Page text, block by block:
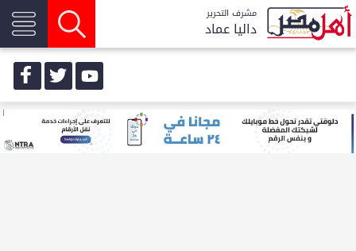
مشرف التحرير
داليا عماد